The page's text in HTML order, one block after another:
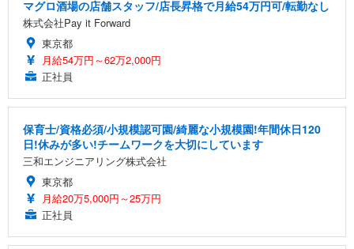
マグロ酒場の店舗スタッフ/店長昇格で月給54万円可/転勤なし
株式会社Pay it Forward
東京都
月給54万円～62万2,000円
正社員
保育士/資格必須/小規模認可園/綺麗な小規模園!年間休日120
日!休みが多い!チームワークを大切にしています
三和エンジニアリング株式会社
東京都
月給20万5,000円～25万円
正社員